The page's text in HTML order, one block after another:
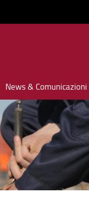
News & Comunicazioni